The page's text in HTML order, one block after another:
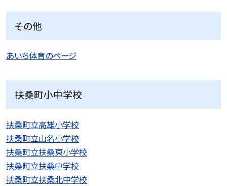
その他
あいち体育のページ
扶桑町小中学校
扶桑町立高雄小学校
扶桑町立山名小学校
扶桑町立扶桑東小学校
扶桑町立扶桑中学校
扶桑町立扶桑北中学校